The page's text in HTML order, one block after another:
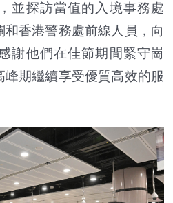
並探訪當值的入境事務處
和香港警務處前線人員，向
謝他們在佳節期間緊守崗
期繼續享受優質高效的服